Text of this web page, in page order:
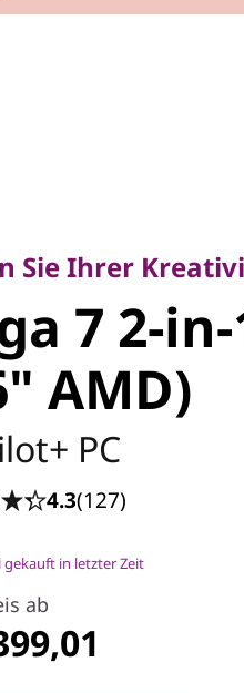
7 2-in-1
AMD)
Sie Ihrer
7 2-
AMD)
PC
4.3(127)
gekauft in letzter Zeit
ab